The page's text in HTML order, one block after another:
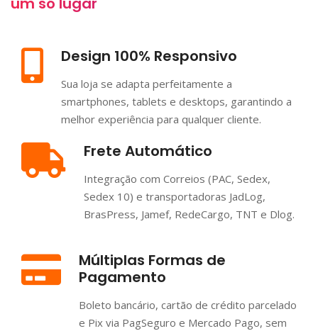
Design 100% Responsivo
Sua loja se adapta perfeitamente a
smartphones, tablets e desktops, garantindo a
melhor experiência para qualquer cliente.
Frete Automático
Integração com Correios (PAC, Sedex,
Sedex 10) e transportadoras JadLog,
BrasPress, Jamef, RedeCargo, TNT e Dlog.
Múltiplas Formas de
Pagamento
Boleto bancário, cartão de crédito parcelado
e Pix via PagSeguro e Mercado Pago, sem